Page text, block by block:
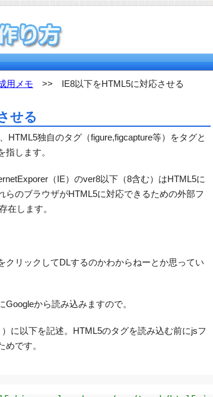
用メモ >> IE8以下をHTML5に対応させる
せる
HTML5独自のタグ（figure,figcapture等）をタグと
します。
（IE）のver8以下（8含む）はHTML5に
らのブラウザがHTML5に対応できるための外部フ
在します。
クリックしてDLするのかわからねーとか思ってい
から読み込みますので。
に以下を記述。HTML5のタグを読み込む前にjsフ
です。